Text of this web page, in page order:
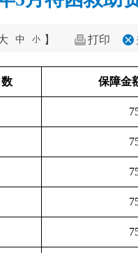
中 小 】 打印
保障金